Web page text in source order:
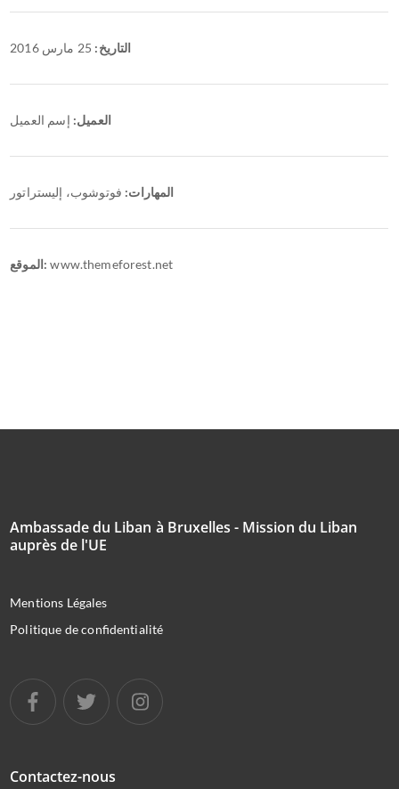
التاريخ:
العميل: إسم العميل
المهارات: فوتوشوب، إليستراتور
الموقع: www.themeforest.net
Ambassade du Liban à Bruxelles - Mission du Liban
auprès de l'UE
Mentions Légales
Politique de confidentialité
Contactez-nous